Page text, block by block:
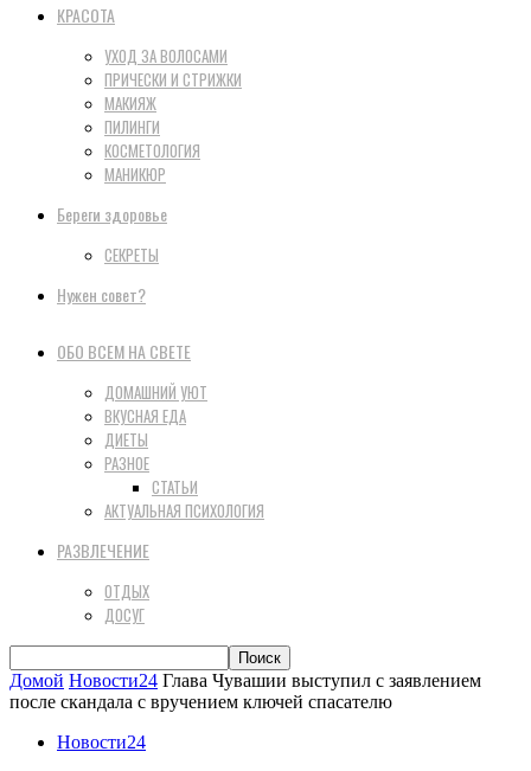
КРАСОТА
УХОД ЗА ВОЛОСАМИ
ПРИЧЕСКИ И СТРИЖКИ
МАКИЯЖ
ПИЛИНГИ
КОСМЕТОЛОГИЯ
МАНИКЮР
Береги здоровье
СЕКРЕТЫ
Нужен совет?
ОБО ВСЕМ НА СВЕТЕ
ДОМАШНИЙ УЮТ
ВКУСНАЯ ЕДА
ДИЕТЫ
РАЗНОЕ
СТАТЬИ
АКТУАЛЬНАЯ ПСИХОЛОГИЯ
РАЗВЛЕЧЕНИЕ
ОТДЫХ
ДОСУГ
Домой Новости24 Глава Чувашии выступил с заявлением
после скандала с вручением ключей спасателю​
Новости24